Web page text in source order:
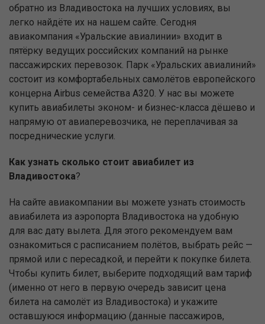
обратно из Владивостока на лучших условиях, вы
легко найдёте их на нашем сайте. Сегодня
авиакомпания «Уральские авиалинии» входит в
пятёрку ведущих российских компаний на рынке
пассажирских перевозок. Парк «Уральских авиалиний»
состоит из комфортабельных самолётов европейского
концерна Airbus семейства А320. У нас вы можете
купить авиабилеты эконом- и бизнес-класса дёшево и
напрямую от авиаперевозчика, не переплачивая за
посреднические услуги.
Как узнать сколько стоит авиабилет из
Владивостока?
На сайте авиакомпании вы можете узнать стоимость
авиабилета из аэропорта Владивостока на удобную
для вас дату вылета. Для этого рекомендуем вам
ознакомиться с расписанием полётов, выбрать рейс —
прямой или с пересадкой, и перейти к покупке билета.
Чтобы купить билет, выберите подходящий вам тариф
(именно от него в первую очередь зависит цена
билета на самолёт из Владивостока) и укажите
оставшуюся информацию (данные пассажиров,